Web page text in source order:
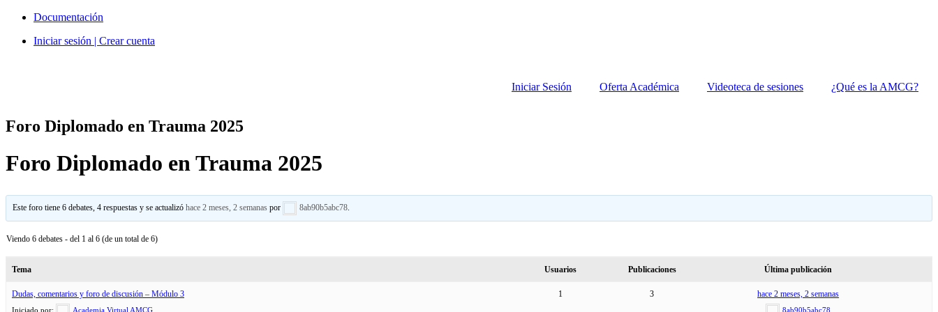
contenido
Documentación
Iniciar sesión | Crear cuenta
Iniciar Sesión Oferta Académica Videoteca de sesiones ¿Qué es la AMCG?
Foro Diplomado en Trauma 2025
Foro Diplomado en Trauma 2025
Este foro tiene 6 debates, 4 respuestas y se actualizóhace 2 meses, 2 semanas por 8ab90b5abc78
Viendo 6 debates - del 1 al 6 (de un total de 6)
Tema Usuarios Publicaciones Última publicación
Dudas, comentarios y foro de discusión – Módulo 3
Iniciado por: Academia Virtual AMCG
1 3 hace 2 meses, 2 semanas
8ab90b5abc78